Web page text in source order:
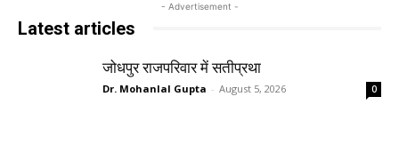
- Advertisement -
Latest articles
जोधपुर राजपरिवार में सतीप्रथा
Dr. Mohanlal Gupta - August 5, 2026 0